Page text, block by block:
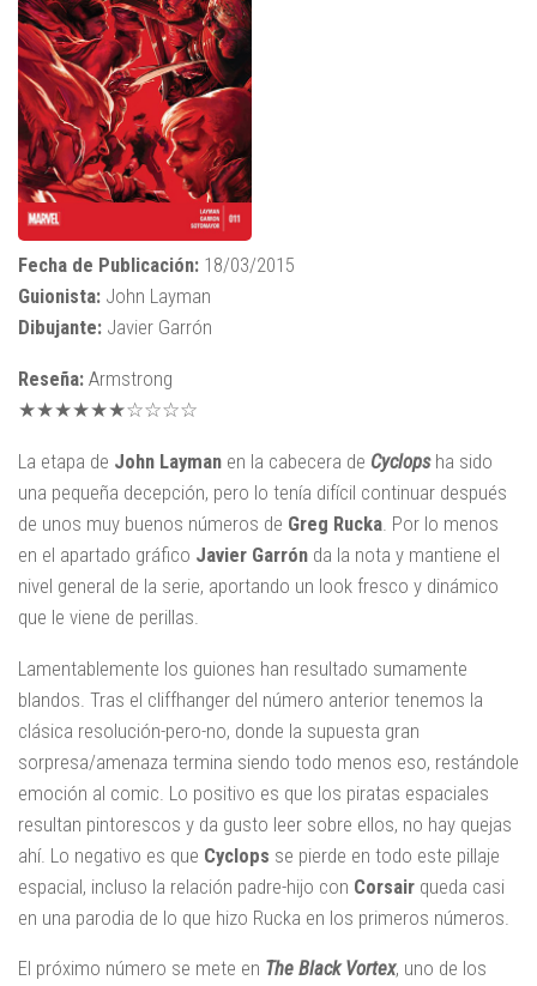
Fecha de Publicación: 18/03/2015
Guionista: John Layman
Dibujante: Javier Garrón
Reseña: Armstrong
★★★★★★☆☆☆☆
La etapa de John Layman en la cabecera de Cyclopsha sido
una pequeña decepción, pero lo tenía difícil continuar después
de unos muy buenos números de Greg Rucka . Por lo menos
en el apartado gráfico Javier Garrón da la nota y mantiene el
nivel general de la serie, aportando un look fresco y dinámico
que le viene de perillas.
Lamentablemente los guiones han resultado sumamente
blandos. Tras el cliffhanger del número anterior tenemos la
clásica resolución-pero-no, donde la supuesta gran
sorpresa/amenaza termina siendo todo menos eso, restándole
emoción al comic. Lo positivo es que los piratas espaciales
resultan pintorescos y da gusto leer sobre ellos, no hay quejas
ahí. Lo negativo es que Cyclops se pierde en todo este pillaje
espacial, incluso la relación padre-hijo con Corsair queda casi
en una parodia de lo que hizo Rucka en los primeros números.
El próximo número se mete en The Black Vortex, uno de los